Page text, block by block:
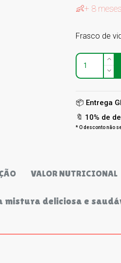
👶+ 8 meses
Frasco de
📦 Entrega
🔖 10% de
* O desconto não
VALOR NUTRICIONAL
mistura deliciosa e